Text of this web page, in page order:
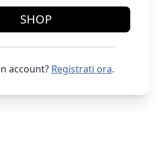
SHOP
account? Registrati ora.